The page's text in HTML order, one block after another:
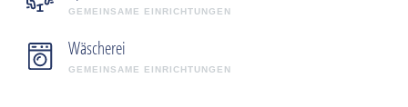
GEMEINSAME EINRICHTUNGEN
Wäscherei
GEMEINSAME EINRICHTUNGEN